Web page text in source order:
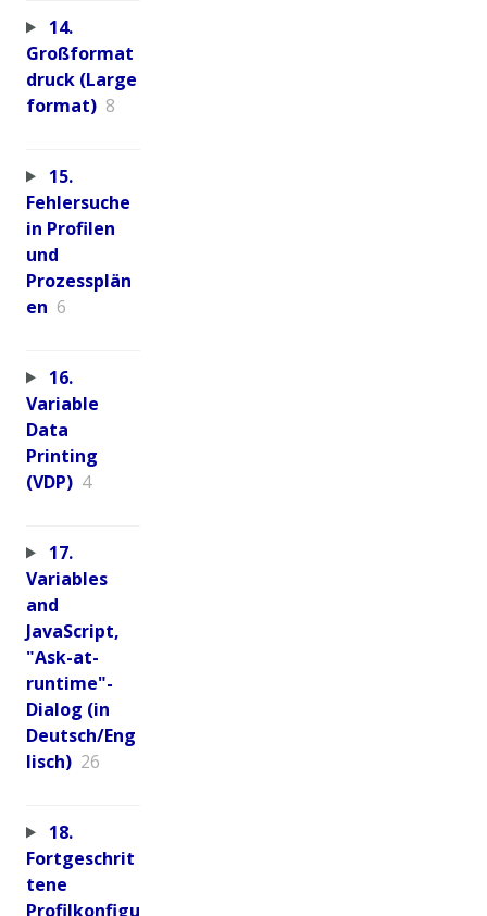
14.
Großformat
druck (Large
format) 8
15.
Fehlersuche
in Profilen
und
Prozessplän
en 6
16.
Variable
Data
Printing
(VDP) 4
17.
Variables
and
JavaScript,
"Ask-at-
runtime"-
Dialog (in
Deutsch/Eng
lisch) 26
18.
Fortgeschrit
tene
Profilkonfigu